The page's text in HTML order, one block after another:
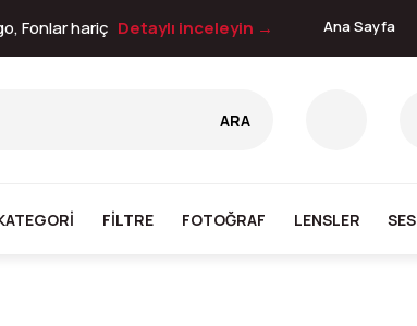
Fonlar hariç Detaylı inceleyin → Ana Sayfa
ARA
FİLTRE FOTOĞRAF LENSLER SES